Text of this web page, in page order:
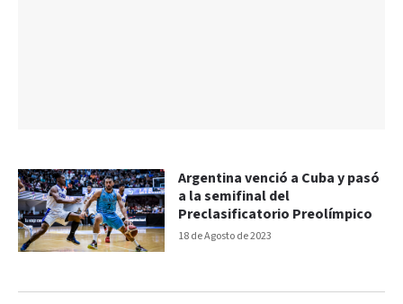
18 de Agosto de 2023
Argentina venció a Cuba y pasó
a la semifinal del
Preclasificatorio Preolímpico